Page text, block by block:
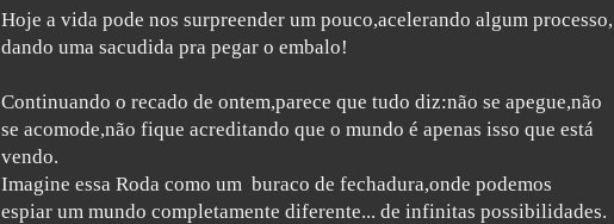
Hoje a vida pode nos surpreender um pouco,acelerando algum processo,
dando uma sacudida pra pegar o embalo!
Continuando o recado de ontem,parece que tudo diz:não se apegue,não
se acomode,não fique acreditando que o mundo é apenas isso que está
vendo.
Imagine essa Roda como um buraco de fechadura,onde podemos
espiar um mundo completamente diferente... de infinitas possibilidades.